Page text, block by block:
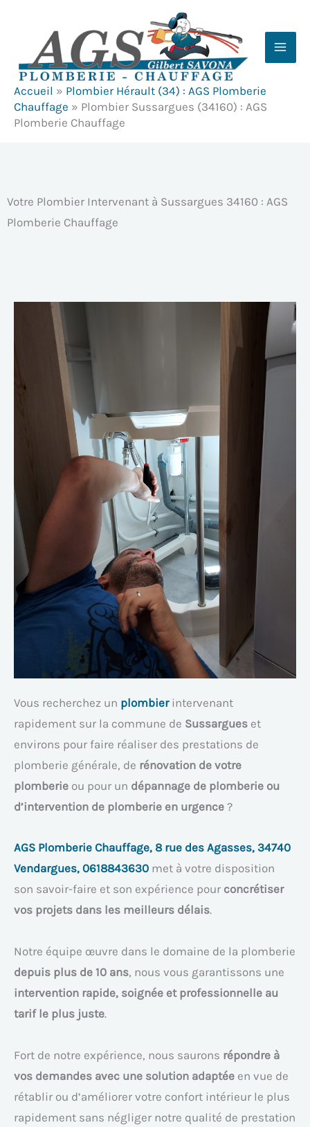
contenu
Accueil » Plombier Hérault (34) : AGS Plomberie
Chauffage » Plombier Sussargues (34160) : AGS
Plomberie Chauffage
Votre Plombier Intervenant à Sussargues 34160 : AGS
Plomberie Chauffage
Vous recherchez un plombierintervenant
rapidement sur la commune de Sussargues et
environs pour faire réaliser des prestations de
plomberie générale, de rénovation de votre
plomberie ou pour un dépannage de plomberie ou
d’intervention de plomberie en urgence ?
AGS Plomberie Chauffage, 8 rue des Agasses, 34740
Vendargues, 0618843630 met à votre disposition
son savoir-faire et son expérience pour concrétiser
vos projets dans les meilleurs délais.
Notre équipe œuvre dans le domaine de la plomberie
depuis plus de 10 ans, nous vous garantissons une
intervention rapide, soignée et professionnelle au
tarif le plus juste.
Fort de notre expérience, nous saurons répondre à
vos demandes avec une solution adaptée en vue de
rétablir ou d’améliorer votre confort intérieur le plus
rapidement sans négliger notre qualité de prestation